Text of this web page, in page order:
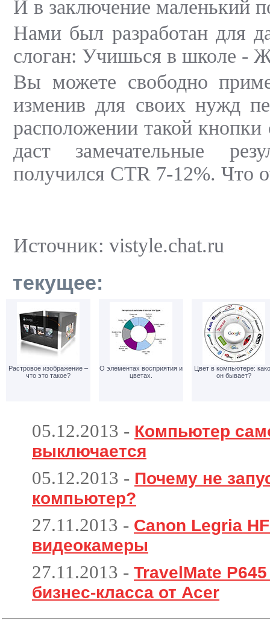
И в заключение маленький
Нами был разработан для
слоган: Учишься в школе -
Вы можете свободно
изменив для своих нужд
расположении такой кнопки
даст замечательные
получился CTR 7-12%. Что
Источник: vistyle.chat.ru
текущее:
Растровое изображение –
что это такое?
О элементах восприятия и
цветах.
Цвет в компьютере:
он бывает?
05.12.2013 - Компьютер
выключается
05.12.2013 - Почему не
компьютер?
27.11.2013 - Canon Legria
видеокамеры
27.11.2013 - TravelMate
бизнес-класса от Acer